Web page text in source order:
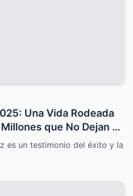
Una Vida Rodeada
que No Dejan de
es un testimonio del éxito y la